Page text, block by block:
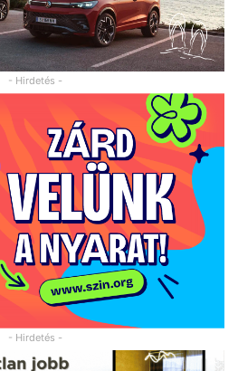
- Hirdetés -
- Hirdetés -